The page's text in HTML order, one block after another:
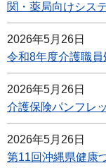
関・薬局向けシス
2026年5月26日
令和8年度介護職
2026年5月26日
介護保険パンフレ
2026年5月26日
第11回沖縄県健康